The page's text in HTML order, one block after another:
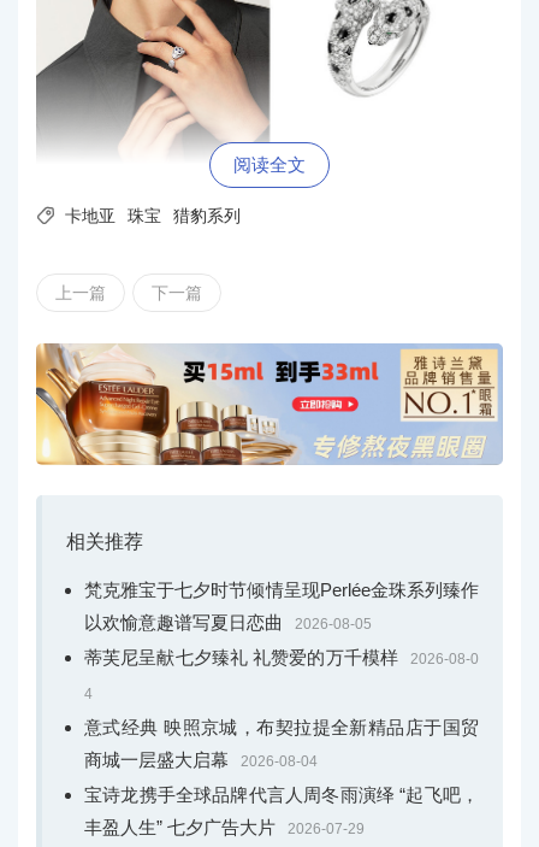
的猎豹既是对卡地亚珠宝传承的致敬，也延续了品牌的自
然主义美学传统。
PANTHÈRE DE CARTIER卡地亚猎豹系列珠宝新作
阅读全文
 卡地亚 珠宝 猎豹系列
上一篇 下一篇
相关推荐
梵克雅宝于七夕时节倾情呈现Perlée金珠系列臻作
以欢愉意趣谱写夏日恋曲
2026-08-05
蒂芙尼呈献七夕臻礼 礼赞爱的万千模样 2026-08-0
4
意式经典 映照京城，布契拉提全新精品店于国贸
商城一层盛大启幕
2026-08-04
宝诗龙携手全球品牌代言人周冬雨演绎 “起飞吧，
丰盈人生” 七夕广告大片
2026-07-29